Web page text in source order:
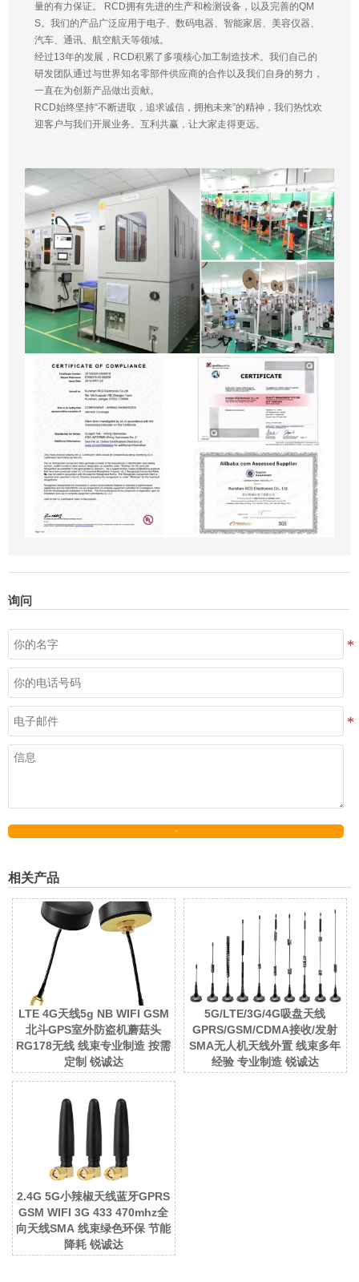
量的有力保证。 RCD拥有先进的生产和检测设备，以及完善的QM
S。我们的产品广泛应用于电子、数码电器、智能家居、美容仪器、
汽车、通讯、航空航天等领域。
经过13年的发展，RCD积累了多项核心加工制造技术。我们自己的
研发团队通过与世界知名零部件供应商的合作以及我们自身的努力，
一直在为创新产品做出贡献。
RCD始终坚持“不断进取，追求诚信，拥抱未来”的精神，我们热忱欢
迎客户与我们开展业务。互利共赢，让大家走得更远。
询问
相关产品
LTE 4G天线5g NB WIFI GSM
北斗GPS室外防盗机蘑菇头
RG178无线 线束专业制造 按需
定制 锐诚达
5G/LTE/3G/4G吸盘天线
GPRS/GSM/CDMA接收/发射
SMA无人机天线外置 线束多年
经验 专业制造 锐诚达
2.4G 5G小辣椒天线蓝牙GPRS
GSM WIFI 3G 433 470mhz全
向天线SMA 线束绿色环保 节能
降耗 锐诚达